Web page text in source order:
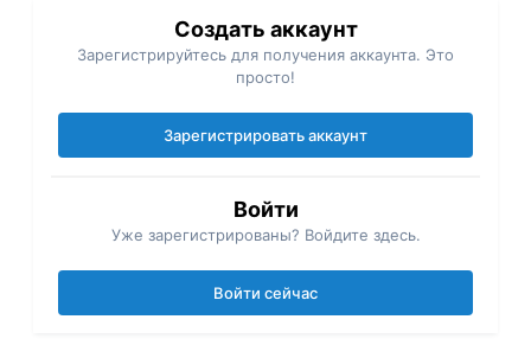
Создать аккаунт
Зарегистрируйтесь для получения аккаунта. Это
просто!
Зарегистрировать аккаунт
Войти
Уже зарегистрированы? Войдите здесь.
Войти сейчас